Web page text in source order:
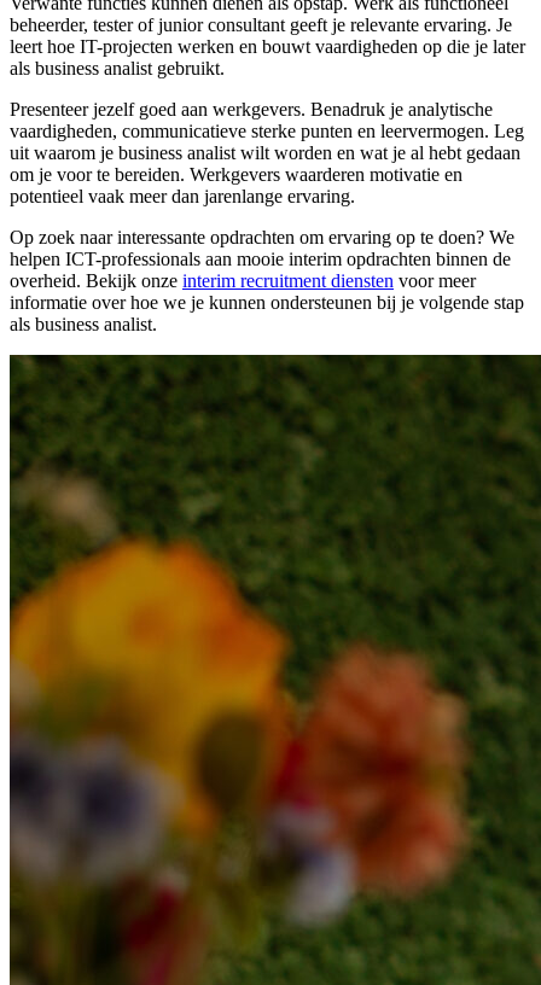
beheerder, tester of junior consultant geeft je relevante ervaring. Je
leert hoe IT-projecten werken en bouwt vaardigheden op die je later
als business analist gebruikt.
Presenteer jezelf goed aan werkgevers. Benadruk je analytische
vaardigheden, communicatieve sterke punten en leervermogen. Leg
uit waarom je business analist wilt worden en wat je al hebt gedaan
om je voor te bereiden. Werkgevers waarderen motivatie en
potentieel vaak meer dan jarenlange ervaring.
Op zoek naar interessante opdrachten om ervaring op te doen? We
helpen ICT-professionals aan mooie interim opdrachten binnen de
overheid. Bekijk onze interim recruitment diensten voor meer
informatie over hoe we je kunnen ondersteunen bij je volgende stap
als business analist.